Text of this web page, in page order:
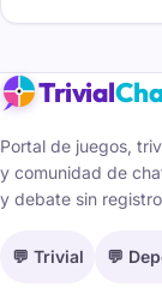
Trivial
Portal de juegos,
y comunidad de
y debate sin
💬 Trivial 💬